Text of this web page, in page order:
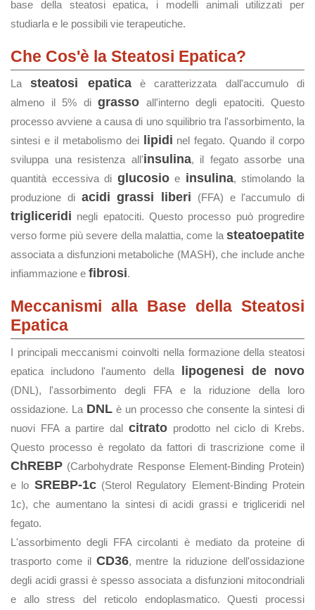
base della steatosi epatica, i modelli animali utilizzati per
studiarla e le possibili vie terapeutiche.
Che Cos'è la Steatosi Epatica?
Lasteatosi epaticaè caratterizzata dall'accumulo di
almeno il 5% di grasso all'interno degli epatociti. Questo
processo avviene a causa di uno squilibrio tra l'assorbimento, la
sintesi e il metabolismo dei
lipidi nel fegato. Quando il corpo
sviluppa una resistenza all'insulina, il fegato assorbe una
quantità eccessiva di glucosioe insulina, stimolando la
produzione di acidi grassi liberi (FFA) e l'accumulo di
trigliceridi negli epatociti. Questo processo può progredire
verso forme più severe della malattia, come la steatoepatite
associata a disfunzioni metaboliche (MASH), che include anche
infiammazione e fibrosi.
Meccanismi alla Base della Steatosi
Epatica
I principali meccanismi coinvolti nella formazione della steatosi
epatica includono l'aumento della
lipogenesi de novo
(DNL), l'assorbimento degli FFA e la riduzione della loro
ossidazione. La DNL è un processo che consente la sintesi di
nuovi FFA a partire dal citrato prodotto nel ciclo di Krebs.
Questo processo è regolato da fattori di trascrizione come il
ChREBP (Carbohydrate Response Element-Binding Protein)
e lo SREBP-1c(Sterol Regulatory Element-Binding Protein
1c), che aumentano la sintesi di acidi grassi e trigliceridi nel
fegato.
L'assorbimento degli FFA circolanti è mediato da proteine di
trasporto come il CD36, mentre la riduzione dell'ossidazione
degli acidi grassi è spesso associata a disfunzioni mitocondriali
e allo stress del reticolo endoplasmatico. Questi processi